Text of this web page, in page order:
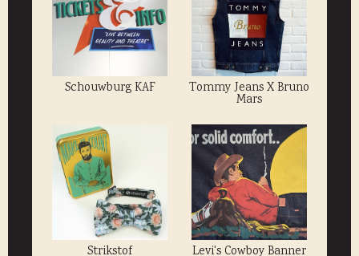
Schouwburg KAF Tommy Jeans X Bruno
Mars
Strikstof Levi's Cowboy Banner